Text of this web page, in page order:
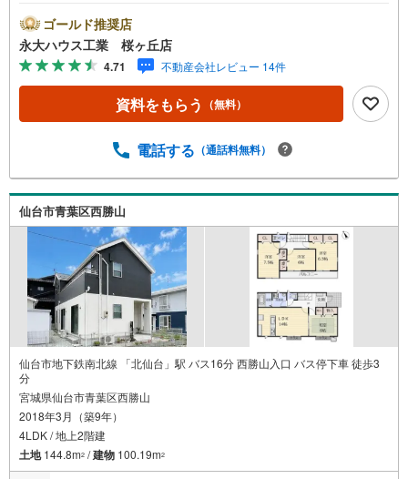
では当社の強みを大きく2つに分けてご紹介！1.＜豊富な不
動産知識＞戸建・マンション・土地...と種別を問わず不動
産を取り扱っております。更に教育施設や商業施設、子育
て環境や行政などの地域情報を総合し、お客様により良い
物件選びをして頂けるよう、しっかりとサポートさせて頂
きます。2.＜経験豊富なスタッフ＞当社では【購入】【売
ご質問はもちろん、ご購入時に気になる住宅ローン各種税
はキッズスペースも完備！お子様連れのご家族様で是非お
越しください。営業時間:10:00～18:00（定休日火・水曜日
※店舗により変動あり）現地のご案内も可能ですので、どう
ぞお気軽にお問い合わせください！
ゴールド推奨店
永大ハウス工業 桜ヶ丘店
4.71 不動産会社レビュー 14件
資料をもらう （無料）
電話する （通話料無料）
仙台市青葉区西勝山
仙台市地下鉄南北線 「北仙台」駅 バス16分 西勝山入口 バス停下車 徒歩3
分
宮城県仙台市青葉区西勝山
2018年3月（築9年）
4LDK / 地上2階建
土地144.8m2 /建物 100.19m2